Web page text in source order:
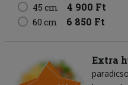
45 cm 4 900 Ft
60 cm 6 850 Ft
Extra